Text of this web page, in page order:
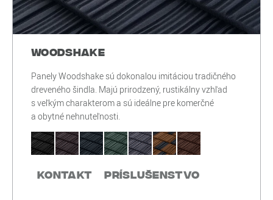
Woodshake
Panely Woodshake sú dokonalou imitáciou tradičného
dreveného šindla. Majú prirodzený, rustikálny vzhľad
s veľkým charakterom a sú ideálne pre komerčné
a obytné nehnuteľnosti.
Kontakt Príslušenstvo